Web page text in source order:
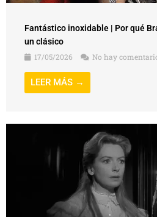
Fantástico inoxidable | Por qué
un clásico
17/05/2026
No hay
LEER MÁS →